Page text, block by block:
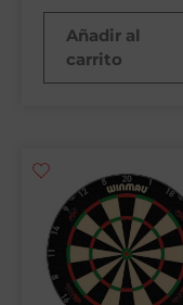
Añadir al
carrito